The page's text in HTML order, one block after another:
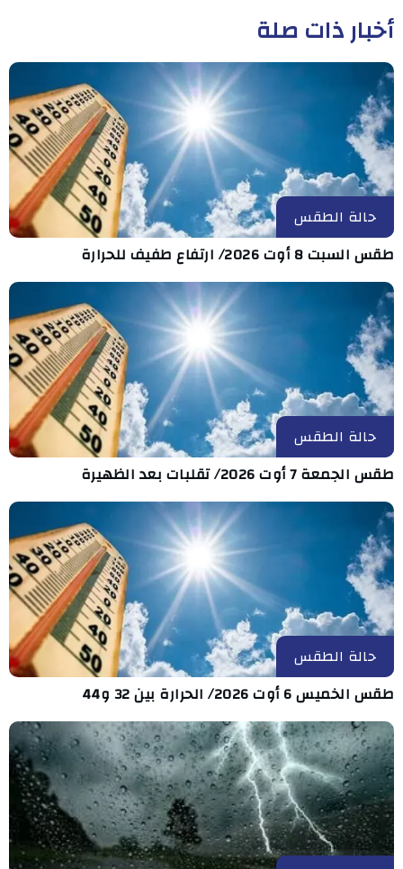
أخبار ذات صلة
حالة الطقس
طقس السبت 8 أوت 2026/ ارتفاع طفيف للحرارة
حالة الطقس
طقس الجمعة 7 أوت 2026/ تقلبات بعد الظهيرة
حالة الطقس
طقس الخميس 6 أوت 2026/ الحرارة بين 32 و44